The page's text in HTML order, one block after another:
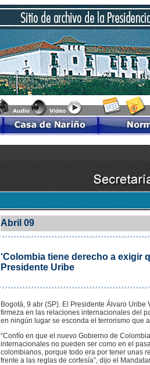
Abril 09
‘Colombia tiene derecho a exigir
Presidente Uribe
Bogotá, 9 abr (SP). El Presidente Álvaro
firmeza en las relaciones internacionales del
en ningún lugar se esconda el terrorismo que
“Confío en que el nuevo Gobierno de
internacionales no pueden ser como en el
colombianos, porque todo era por tener unas
frente a las reglas de cortesía”, dijo el